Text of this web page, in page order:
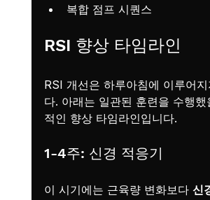
복합 점프 시퀀스
RSI 향상 타임라인
RSI 개선은 하루아침에 이루어
다. 아래는 일관된 훈련을 수행했
적인 향상 타임라인입니다.
1-4주: 신경 적응기
이 시기에는 근육량 변화보다 신